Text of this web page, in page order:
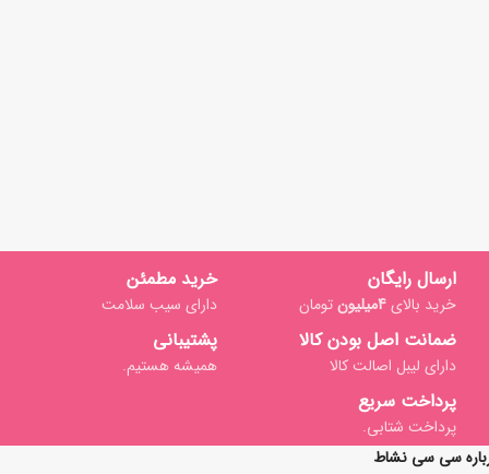
ارسال رایگان
خرید بالای4میلیون تومان
خرید مطمئن
دارای سیب سلامت
ضمانت اصل بودن کالا
دارای لیبل اصالت کالا
پشتیبانی
همیشه هستیم.
پرداخت سریع
پرداخت شتابی.
سی سی نشاط